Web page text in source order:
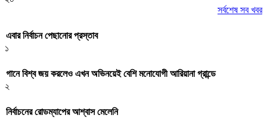
সর্বশেষ সব খবর
এবার নির্বাচন পেছানোর প্রস্তাব
১
গানে বিশ্ব জয় করলেও এখন অভিনয়েই বেশি মনোযোগী আরিয়ানা গ্রান্ডে
২
নির্বাচনের রোডম্যাপের আশ্বাস মেলেনি